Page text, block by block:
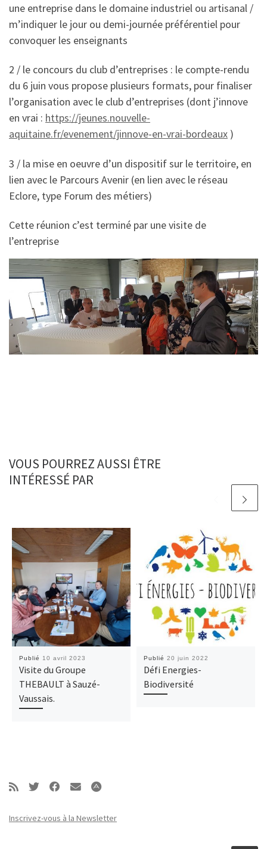
une entreprise dans le domaine industriel ou artisanal /
m’indiquer le jour ou demi-journée préférentiel pour
convoquer les enseignants
2 / le concours du club d’entreprises : le compte-rendu
du 6 juin vous propose plusieurs formats, pour finaliser
l’organisation avec le club d’entreprises (dont j’innove
en vrai : https://jeunes.nouvelle-
aquitaine.fr/evenement/jinnove-en-vrai-bordeaux )
3 / la mise en oeuvre d’un dispositif sur le territoire, en
lien avec le Parcours Avenir (en lien avec le réseau
Eclore, type Forum des métiers)
Cette réunion c’est terminé par une visite de
l’entreprise
VOUS POURREZ AUSSI ÊTRE
INTÉRESSÉ PAR
Publié 10 avril 2023
Visite du Groupe
THEBAULT à Sauzé-
Vaussais.
Publié 20 juin 2022
Défi Energies-
Biodiversité
Inscrivez-vous à la Newsletter